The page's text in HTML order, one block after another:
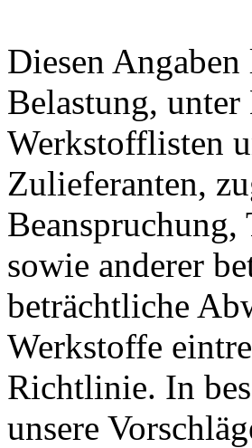
Diesen
Belastung,
Werkstofflisten
Zulieferanten,
Beanspruchung,
sowie anderer
beträchtliche
Werkstoffe
Richtlinie. In
unsere